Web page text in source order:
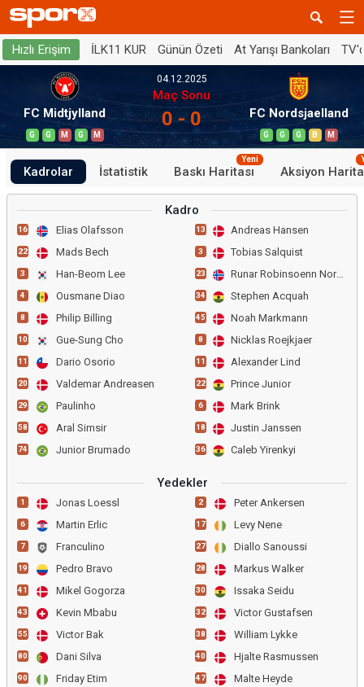
Hızlı Erişim İLK11 KUR Günün Özeti At Yarışı Bankoları
FC Midtjylland
G G M G M
04.12.2025
Maç Sonu
0 - 0 FC Nordsjaelland
G G G B M
Kadrolar İstatistik Baskı Haritası
Yeni
Aksiyon
Kadro
16 Elias Olafsson
22 Mads Bech
3 Han-Beom Lee
4 Ousmane Diao
8 Philip Billing
10 Gue-Sung Cho
11 Dario Osorio
20 Valdemar Andreasen
29 Paulinho
58 Aral Simsir
74 Junior Brumado
13 Andreas Hansen
3 Tobias Salquist
23 Runar Robinsoenn Norheim
34 Stephen Acquah
45 Noah Markmann
8 Nicklas Roejkjaer
11 Alexander Lind
22 Prince Junior
6 Mark Brink
18 Justin Janssen
36 Caleb Yirenkyi
Yedekler
1 Jonas Loessl
6 Martin Erlic
7 Franculino
19 Pedro Bravo
41 Mikel Gogorza
43 Kevin Mbabu
55 Victor Bak
80 Dani Silva
90 Friday Etim
2 Peter Ankersen
17 Levy Nene
27 Diallo Sanoussi
28 Markus Walker
30 Issaka Seidu
32 Victor Gustafsen
38 William Lykke
40 Hjalte Rasmussen
47 Malte Heyde